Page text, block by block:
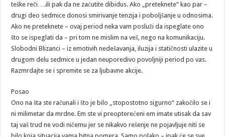
teške reči….ili pak da ne zaćutite dibidus. Ako „preteknete“ kao par –
drugi deo sedmice donosi smirivanje tenzija i poboljšanje u odnosima.
Ako ne preteknete – ovaj period neka vam posluži da ispeglate ono
što se ispeglati da – pri tom ne mislim na veš, nego na komunikaciju.
Slobodni Blizanci – iz emotivih nedešavanja, iluzija i statičnosti ulazite u
drugom delu sedmice u jedan neuporedivo povoljniji period po vas.
Razmrdajte se i spremite se za ljubavne akcije.
Posao
Ono na šta ste računali i što je bilo „stopostotno sigurno“ zakočilo se i
ni milimetar da mrdne. Em ste vi preopterećeni em imate utisak da sav
taj vaš trud ne vodi ničemu jer se nikakvo rešenje ne pojavljuje niti se